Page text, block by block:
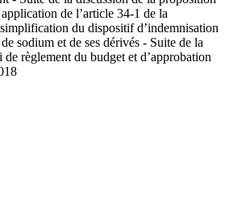
de l’article 34-1 de la
du dispositif d’indemnisation
sodium et de ses dérivés - Suite de la
règlement du budget et d’approbation